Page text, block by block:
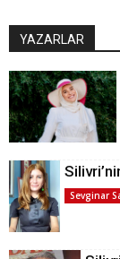
YAZARLAR
Sevginar